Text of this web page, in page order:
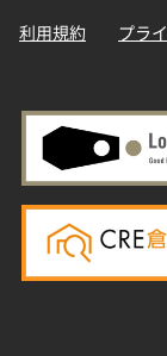
利用規約 プラ